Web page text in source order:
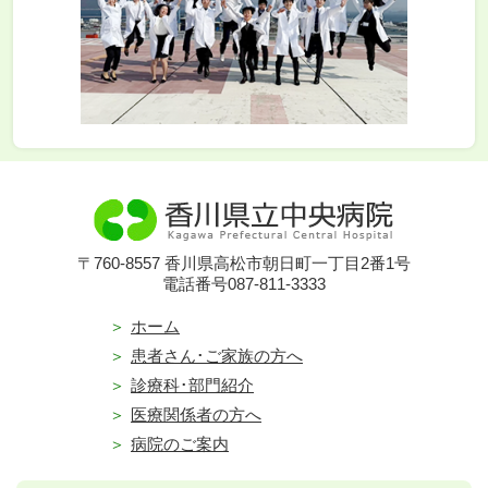
〒760-8557 香川県高松市朝日町一丁目2番1号
電話番号087-811-3333
ホーム
患者さん･ご家族の方へ
診療科･部門紹介
医療関係者の方へ
病院のご案内